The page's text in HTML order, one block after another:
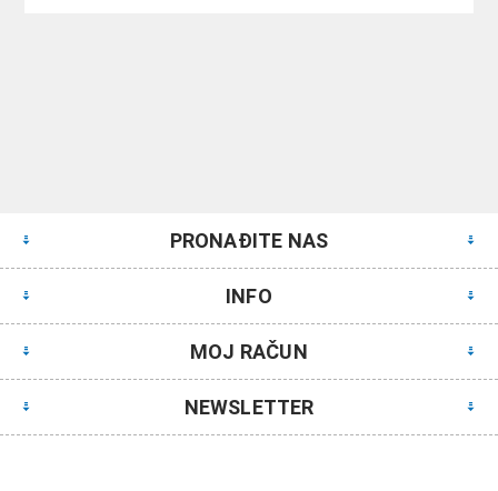
PRONAĐITE NAS
INFO
MOJ RAČUN
NEWSLETTER